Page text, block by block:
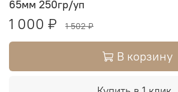
65мм 250гр/уп
1 000 ₽ 1 502 ₽
В корзину